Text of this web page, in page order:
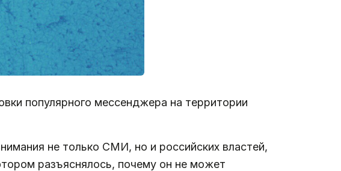
популярного мессенджера на территории
не только СМИ, но и российских властей,
разъяснялось, почему он не может